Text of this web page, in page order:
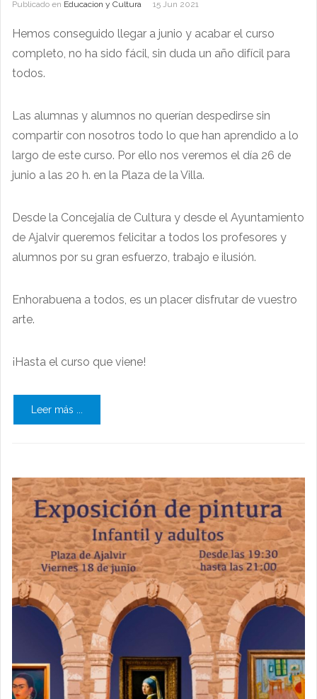
Publicado en Educacion y Cultura 15 Jun 2021
Hemos conseguido llegar a junio y acabar el curso
completo, no ha sido fácil, sin duda un año difícil para
todos.
Las alumnas y alumnos no querían despedirse sin
compartir con nosotros todo lo que han aprendido a lo
largo de este curso. Por ello nos veremos el día 26 de
junio a las 20 h. en la Plaza de la Villa.
Desde la Concejalía de Cultura y desde el Ayuntamiento
de Ajalvir queremos felicitar a todos los profesores y
alumnos por su gran esfuerzo, trabajo e ilusión.
Enhorabuena a todos, es un placer disfrutar de vuestro
arte.
¡Hasta el curso que viene!
Leer más ...